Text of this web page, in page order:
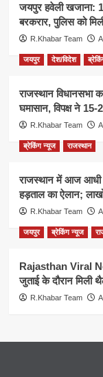
जयपुर हवेली खजाना:
बरकरार, पुलिस को
R.Khabar Team
जयपुर देश/विदेश
राजस्थान विधानसभा
घमासान, विपक्ष ने 15-
R.Khabar Team
ब्रेकिंग न्यूज राजस्थान
राजस्थान में आज आधी
हड़ताल का ऐलान;
R.Khabar Team
जयपुर ब्रेकिंग न्यूज
Rajasthan Viral
जुताई के दौरान मिली
R.Khabar Team